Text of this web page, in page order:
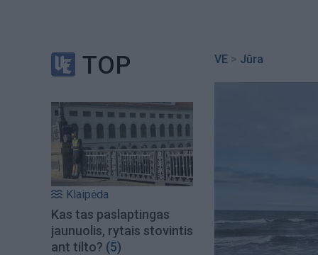
TOP
Klaipėda
Kas tas paslaptingas
jaunuolis, rytais stovintis
ant tilto? (5)
VE > Jūra